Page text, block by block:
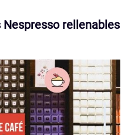
rellenables